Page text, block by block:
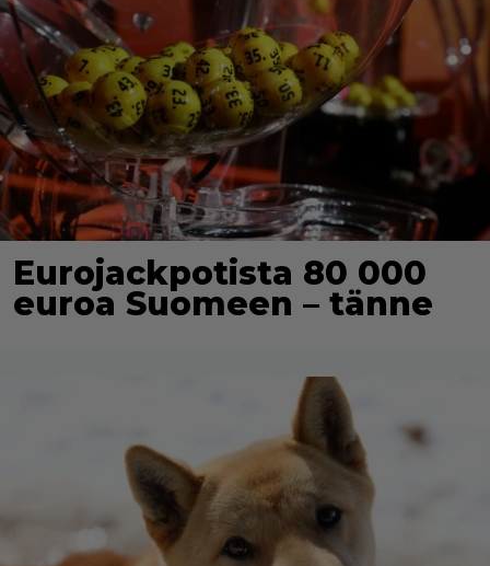
Eurojackpotista 80 000
euroa Suomeen – tänne